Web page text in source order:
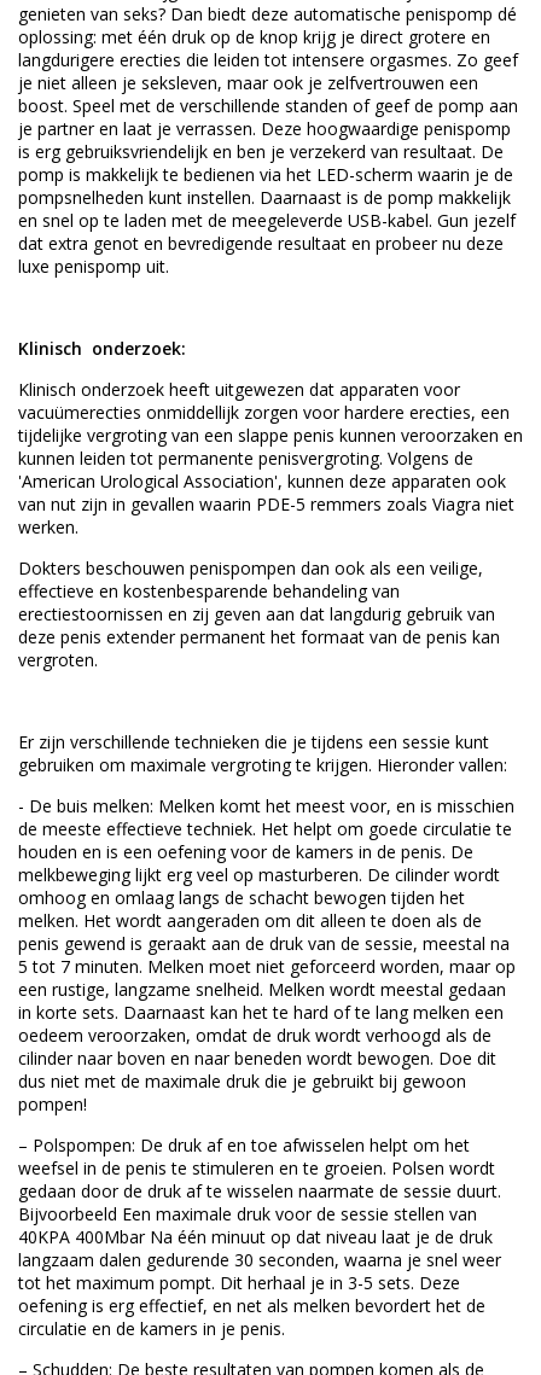
genieten van seks? Dan biedt deze automatische penispomp dé
oplossing: met één druk op de knop krijg je direct grotere en
langdurigere erecties die leiden tot intensere orgasmes. Zo geef
je niet alleen je seksleven, maar ook je zelfvertrouwen een
boost. Speel met de verschillende standen of geef de pomp aan
je partner en laat je verrassen. Deze hoogwaardige penispomp
is erg gebruiksvriendelijk en ben je verzekerd van resultaat. De
pomp is makkelijk te bedienen via het LED-scherm waarin je de
pompsnelheden kunt instellen. Daarnaast is de pomp makkelijk
en snel op te laden met de meegeleverde USB-kabel. Gun jezelf
dat extra genot en bevredigende resultaat en probeer nu deze
luxe penispomp uit.
Klinisch onderzoek:
Klinisch onderzoek heeft uitgewezen dat apparaten voor
vacuümerecties onmiddellijk zorgen voor hardere erecties, een
tijdelijke vergroting van een slappe penis kunnen veroorzaken en
kunnen leiden tot permanente penisvergroting. Volgens de
'American Urological Association', kunnen deze apparaten ook
van nut zijn in gevallen waarin PDE-5 remmers zoals Viagra niet
werken.
Dokters beschouwen penispompen dan ook als een veilige,
effectieve en kostenbesparende behandeling van
erectiestoornissen en zij geven aan dat langdurig gebruik van
deze penis extender permanent het formaat van de penis kan
vergroten.
Er zijn verschillende technieken die je tijdens een sessie kunt
gebruiken om maximale vergroting te krijgen. Hieronder vallen:
- De buis melken: Melken komt het meest voor, en is misschien
de meeste effectieve techniek. Het helpt om goede circulatie te
houden en is een oefening voor de kamers in de penis. De
melkbeweging lijkt erg veel op masturberen. De cilinder wordt
omhoog en omlaag langs de schacht bewogen tijden het
melken. Het wordt aangeraden om dit alleen te doen als de
penis gewend is geraakt aan de druk van de sessie, meestal na
5 tot 7 minuten. Melken moet niet geforceerd worden, maar op
een rustige, langzame snelheid. Melken wordt meestal gedaan
in korte sets. Daarnaast kan het te hard of te lang melken een
oedeem veroorzaken, omdat de druk wordt verhoogd als de
cilinder naar boven en naar beneden wordt bewogen. Doe dit
dus niet met de maximale druk die je gebruikt bij gewoon
pompen!
– Polspompen: De druk af en toe afwisselen helpt om het
weefsel in de penis te stimuleren en te groeien. Polsen wordt
gedaan door de druk af te wisselen naarmate de sessie duurt.
Bijvoorbeeld Een maximale druk voor de sessie stellen van
40KPA 400Mbar Na één minuut op dat niveau laat je de druk
langzaam dalen gedurende 30 seconden, waarna je snel weer
tot het maximum pompt. Dit herhaal je in 3-5 sets. Deze
oefening is erg effectief, en net als melken bevordert het de
circulatie en de kamers in je penis.
– Schudden: De beste resultaten van pompen komen als de